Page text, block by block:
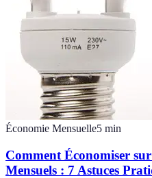
Économie Mensuelle5 min
Comment Économiser
Mensuels : 7 Astuces